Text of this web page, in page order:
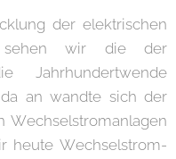
der elektrischen
sehen wir die der
Jahrhundertwende
an wandte sich der
Wechselstromanlagen
heute Wechselstrom-